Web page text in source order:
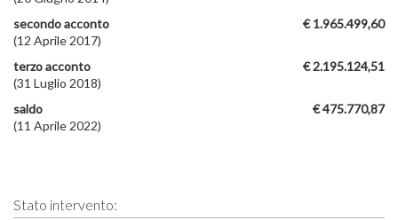
€ 1.965.499,60
secondo acconto
(12 Aprile 2017)
€ 2.195.124,51
terzo acconto
(31 Luglio 2018)
€ 475.770,87
saldo
(11 Aprile 2022)
Stato intervento: